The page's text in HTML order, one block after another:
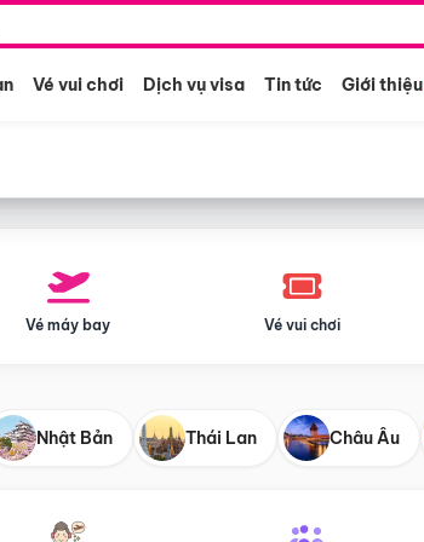
Vé vui chơi Dịch vụ visa Tin tức Giới thiệu
Vé máy bay Vé vui chơi
Nhật Bản Thái Lan Châu Âu